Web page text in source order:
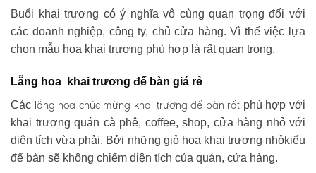
Buổi khai trương có ý nghĩa vô cùng quan trọng đối với
các doanh nghiệp, công ty, chủ cửa hàng. Vì thế việc lựa
chọn mẫu hoa khai trương phù hợp là rất quan trọng.
Lẵng hoa khai trương để bàn giá rẻ
Các lẵng hoa chúc mừng khai trương để bàn rất phù hợp với
khai trương quán cà phê, coffee, shop, cửa hàng nhỏ với
diện tích vừa phải. Bởi những giỏ hoa khai trương nhỏkiểu
để bàn sẽ không chiếm diện tích của quán, cửa hàng.